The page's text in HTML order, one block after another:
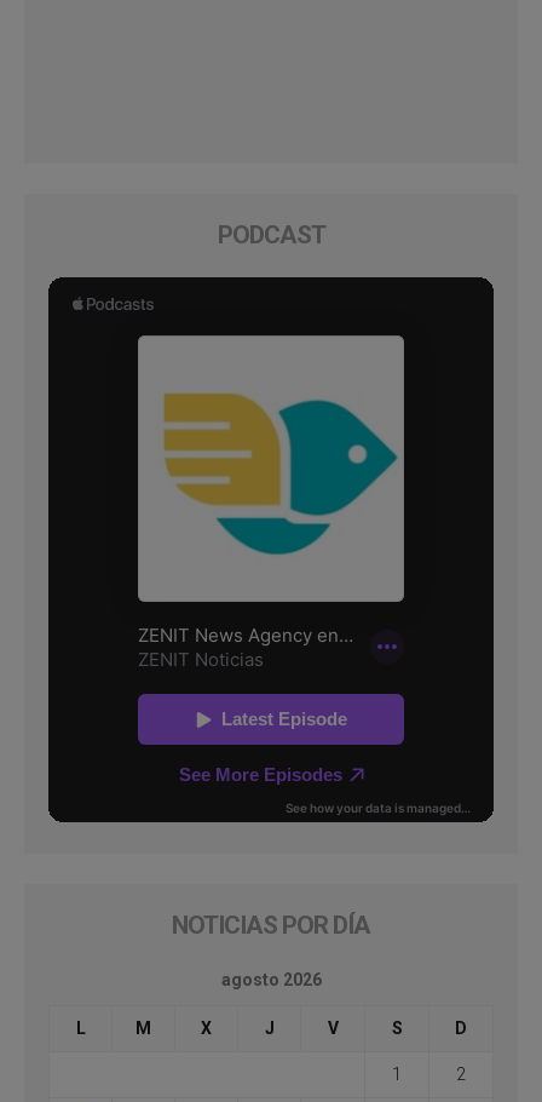
PODCAST
NOTICIAS POR DÍA
agosto 2026
L M X J V S D
1 2